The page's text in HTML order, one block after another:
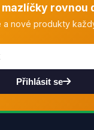
rovnou
a nové produkty
Přihlásit se